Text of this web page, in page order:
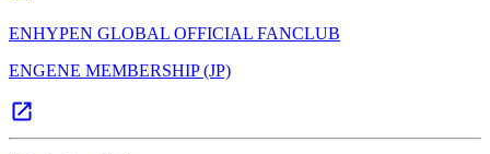
ENHYPEN GLOBAL OFFICIAL FANCLUB
ENGENE MEMBERSHIP (JP)